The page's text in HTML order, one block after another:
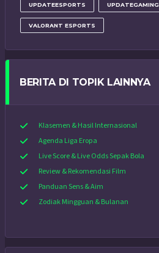
UPDATEESPORTS UPDATEGAMING
VALORANT ESPORTS
BERITA DI TOPIK LAINNYA
Klasemen & Hasil Internasional
Agenda Liga Eropa
Live Score & Live Odds Sepak Bola
Review & Rekomendasi Film
Panduan Sens & Aim
Zodiak Mingguan & Bulanan